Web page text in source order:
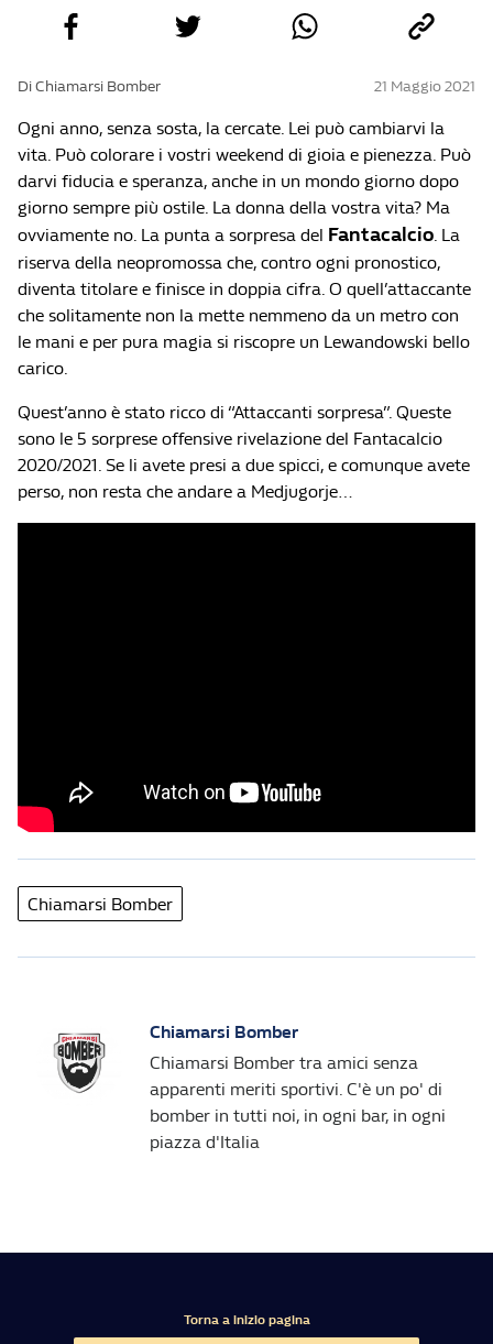
Di Chiamarsi Bomber 21 Maggio 2021
Ogni anno, senza sosta, la cercate. Lei può cambiarvi la
vita. Può colorare i vostri weekend di gioia e pienezza. Può
darvi fiducia e speranza, anche in un mondo giorno dopo
giorno sempre più ostile. La donna della vostra vita? Ma
ovviamente no. La punta a sorpresa del Fantacalcio. La
riserva della neopromossa che, contro ogni pronostico,
diventa titolare e finisce in doppia cifra. O quell’attaccante
che solitamente non la mette nemmeno da un metro con
le mani e per pura magia si riscopre un Lewandowski bello
carico.
Quest’anno è stato ricco di “Attaccanti sorpresa”. Queste
sono le 5 sorprese offensive rivelazione del Fantacalcio
2020/2021. Se li avete presi a due spicci, e comunque avete
perso, non resta che andare a Medjugorje…
Chiamarsi Bomber
Chiamarsi Bomber
Chiamarsi Bomber tra amici senza
apparenti meriti sportivi. C'è un po' di
bomber in tutti noi, in ogni bar, in ogni
piazza d'Italia
Torna a inizio pagina